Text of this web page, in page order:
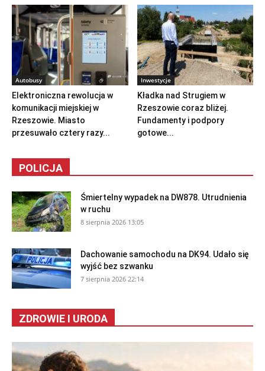
Autobusy
Elektroniczna rewolucja w
komunikacji miejskiej w
Rzeszowie. Miasto
przesuwało cztery razy...
Inwestycje
Kładka nad Strugiem w
Rzeszowie coraz bliżej.
Fundamenty i podpory
gotowe...
POLICJA
Śmiertelny wypadek na DW878. Utrudnienia
w ruchu
8 sierpnia 2026 13:05
Dachowanie samochodu na DK94. Udało się
wyjść bez szwanku
7 sierpnia 2026 22:14
ZDROWIE I URODA